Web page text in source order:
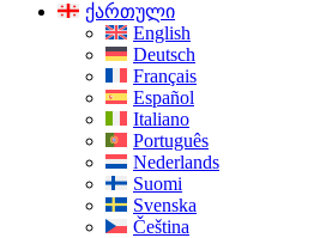
ქართული
English
Deutsch
Français
Español
Italiano
Português
Nederlands
Suomi
Svenska
Čeština